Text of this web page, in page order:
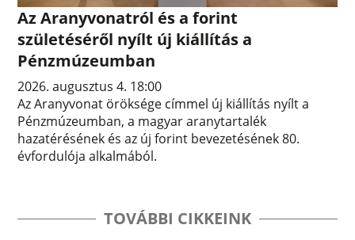
Az Aranyvonatról és a forint
születéséről nyílt új kiállítás a
Pénzmúzeumban
2026. augusztus 4. 18:00
Az Aranyvonat öröksége címmel új kiállítás nyílt a
Pénzmúzeumban, a magyar aranytartalék
hazatérésének és az új forint bevezetésének 80.
évfordulója alkalmából.
TOVÁBBI CIKKEINK